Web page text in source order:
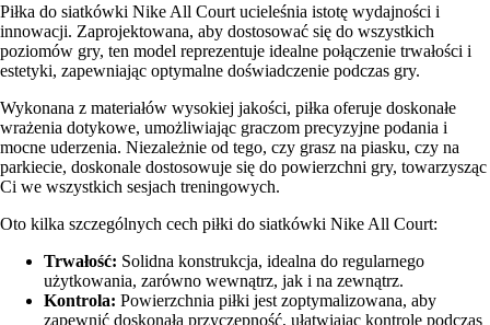
Piłka do siatkówki Nike All Court ucieleśnia istotę wydajności i
innowacji. Zaprojektowana, aby dostosować się do wszystkich
poziomów gry, ten model reprezentuje idealne połączenie trwałości i
estetyki, zapewniając optymalne doświadczenie podczas gry.
Wykonana z materiałów wysokiej jakości, piłka oferuje doskonałe
wrażenia dotykowe, umożliwiając graczom precyzyjne podania i
mocne uderzenia. Niezależnie od tego, czy grasz na piasku, czy na
parkiecie, doskonale dostosowuje się do powierzchni gry, towarzysząc
Ci we wszystkich sesjach treningowych.
Oto kilka szczególnych cech piłki do siatkówki Nike All Court:
Trwałość: Solidna konstrukcja, idealna do regularnego
użytkowania, zarówno wewnątrz, jak i na zewnątrz.
Kontrola: Powierzchnia piłki jest zoptymalizowana, aby
zapewnić doskonałą przyczepność, ułatwiając kontrolę podczas